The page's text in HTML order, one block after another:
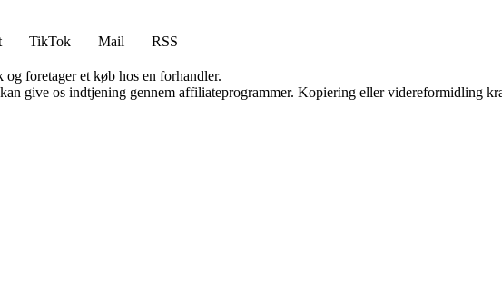
TikTok Mail
RSS
foretager et køb hos en forhandler.
give os indtjening gennem affiliateprogrammer. Kopiering eller videreformidling